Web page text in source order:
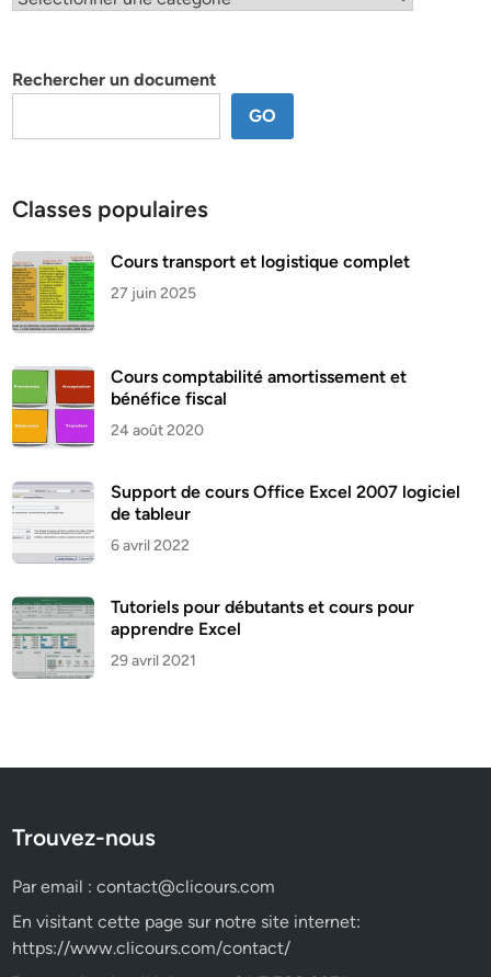
Rechercher un document
GO
Classes populaires
Cours transport et logistique complet
27 juin 2025
Cours comptabilité amortissement et
bénéfice fiscal
24 août 2020
Support de cours Office Excel 2007 logiciel
de tableur
6 avril 2022
Tutoriels pour débutants et cours pour
apprendre Excel
29 avril 2021
Trouvez-nous
Par email :contact@clicours.com
En visitant cette page sur notre site internet:
https://www.clicours.com/contact/